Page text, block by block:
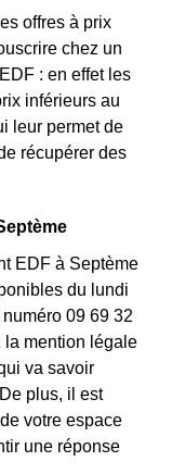
offres à prix
chez un
: en effet les
inférieurs au
leur permet de
récupérer des
EDF à Septème
du lundi
09 69 32
la mention légale
va savoir
plus, il est
votre espace
une réponse